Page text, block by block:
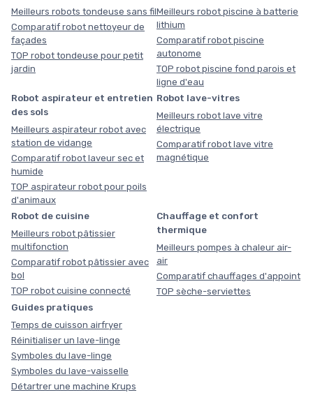
Meilleurs robots tondeuse sans fil
Comparatif robot nettoyeur de
façades
TOP robot tondeuse pour petit
jardin
Meilleurs robot piscine à batterie
lithium
Comparatif robot piscine
autonome
TOP robot piscine fond parois et
ligne d'eau
Robot aspirateur et entretien
des sols
Meilleurs aspirateur robot avec
station de vidange
Comparatif robot laveur sec et
humide
TOP aspirateur robot pour poils
d'animaux
Robot lave-vitres
Meilleurs robot lave vitre
électrique
Comparatif robot lave vitre
magnétique
Robot de cuisine
Meilleurs robot pâtissier
multifonction
Comparatif robot pâtissier avec
bol
TOP robot cuisine connecté
Chauffage et confort
thermique
Meilleurs pompes à chaleur air-
air
Comparatif chauffages d'appoint
TOP sèche-serviettes
Guides pratiques
Temps de cuisson airfryer
Réinitialiser un lave-linge
Symboles du lave-linge
Symboles du lave-vaisselle
Détartrer une machine Krups